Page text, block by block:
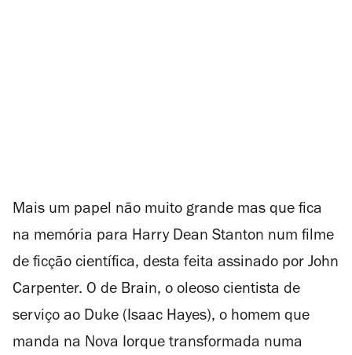
Mais um papel não muito grande mas que fica
na memória para Harry Dean Stanton num filme
de ficção científica, desta feita assinado por John
Carpenter. O de Brain, o oleoso cientista de
serviço ao Duke (Isaac Hayes), o homem que
manda na Nova Iorque transformada numa